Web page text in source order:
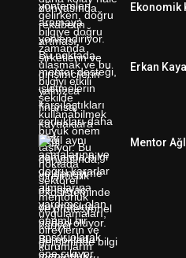
Ekonomik
Erkan Kaya
Mentor